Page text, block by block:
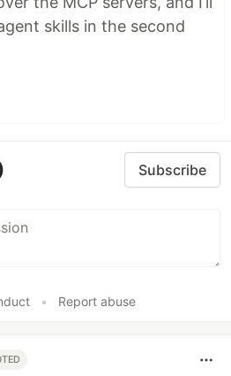
skills in the second
Subscribe
• Report abuse